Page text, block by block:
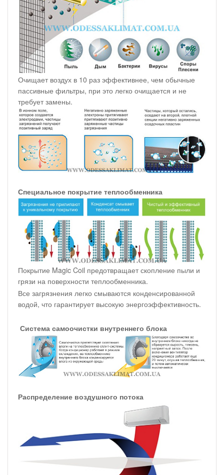
Очищает воздух в 10 раз эффективнее, чем обычные
пассивные фильтры, при это легко очищается и не
требует замены.
Специальное покрытие теплообменника
Покрытие Magic Coil предотвращает скопление пыли и
грязи на поверхности теплообменника.
Все загрязнения легко смываются конденсированной
водой, что гарантирует высокую энергоэффективность.
Система самоочистки внутреннего блока
Распределение воздушного потока